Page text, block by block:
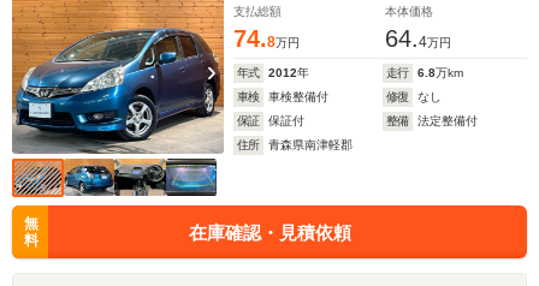
支払総額
74.8万円
本体価格
64.4万円
年式 2012年 走行 6.8万km
車検
車検整備付 修復
なし
保証
保証付 整備
法定整備付
住所
青森県南津軽郡
無
料
在庫確認・見積依頼